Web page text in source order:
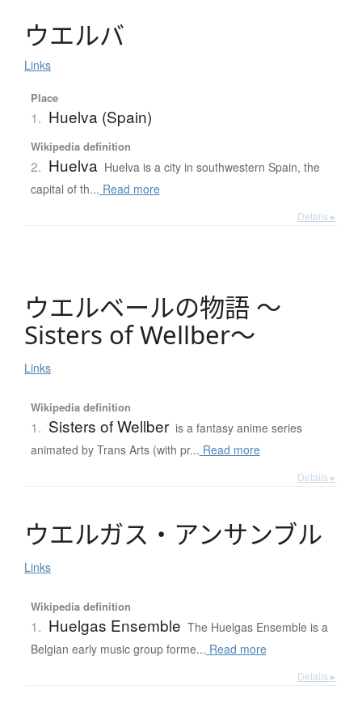
ウエルバ
Links
Place
1. Huelva (Spain)
Wikipedia definition
2. Huelva Huelva is a city in southwestern Spain, the
capital of th... Read more
Details ▸
ウエルベールの物語 〜
Sisters ofWellber〜
Links
Wikipedia definition
1. Sisters of Wellber is a fantasy anime series
animated by Trans Arts (with pr... Read more
Details ▸
ウエルガス ・ アンサンブル
Links
Wikipedia definition
1. Huelgas Ensemble The Huelgas Ensemble is a
Belgian early music group forme... Read more
Details ▸